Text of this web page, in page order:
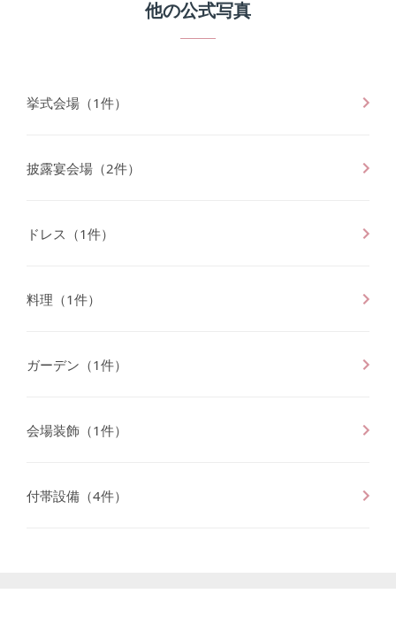
他の公式写真
挙式会場 （1件）
披露宴会場 （2件）
ドレス （1件）
料理 （1件）
ガーデン （1件）
会場装飾 （1件）
付帯設備 （4件）